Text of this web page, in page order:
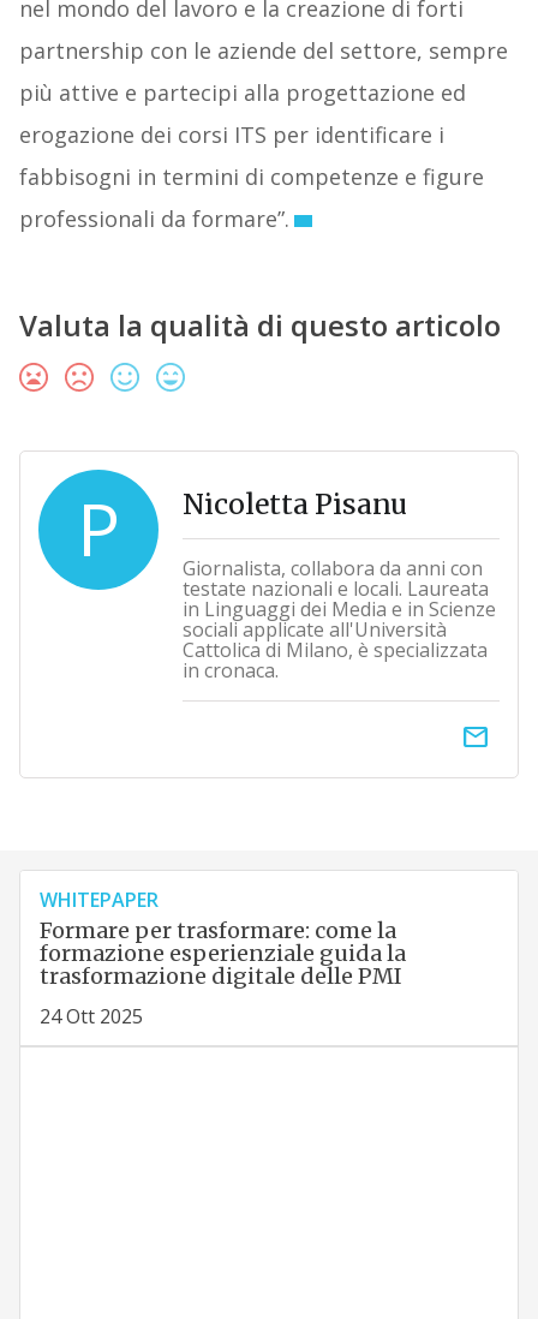
nel mondo del lavoro e la creazione di forti
partnership con le aziende del settore, sempre
più attive e partecipi alla progettazione ed
erogazione dei corsi ITS per identificare i
fabbisogni in termini di competenze e figure
professionali da formare”.
Valuta la qualità di questo articolo
P Nicoletta Pisanu
Giornalista, collabora da anni con
testate nazionali e locali. Laureata
in Linguaggi dei Media e in Scienze
sociali applicate all'Università
Cattolica di Milano, è specializzata
in cronaca.
email
WHITEPAPER
Formare per trasformare: come la
formazione esperienziale guida la
trasformazione digitale delle PMI
24 Ott 2025